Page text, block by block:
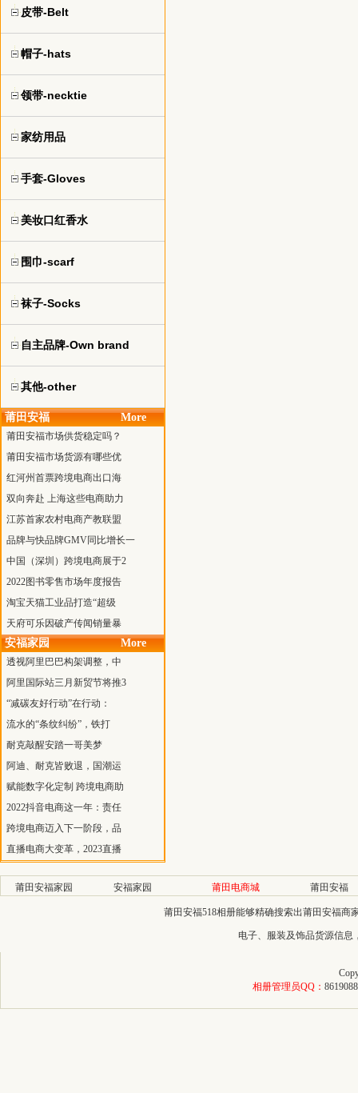
皮带-Belt
帽子-hats
领带-necktie
家纺用品
手套-Gloves
美妆口红香水
围巾-scarf
袜子-Socks
自主品牌-Own brand
其他-other
莆田安福 More
莆田安福市场供货稳定吗？
莆田安福市场货源有哪些优
红河州首票跨境电商出口海
双向奔赴 上海这些电商助力
江苏首家农村电商产教联盟
品牌与快品牌GMV同比增长一
中国（深圳）跨境电商展于2
2022图书零售市场年度报告
淘宝天猫工业品打造“超级
天府可乐因破产传闻销量暴
安福家园 More
透视阿里巴巴构架调整，中
阿里国际站三月新贸节将推3
“减碳友好行动”在行动：
流水的“条纹纠纷”，铁打
耐克敲醒安踏一哥美梦
阿迪、耐克皆败退，国潮运
赋能数字化定制 跨境电商助
2022抖音电商这一年：责任
跨境电商迈入下一阶段，品
直播电商大变革，2023直播
莆田安福家园 安福家园 莆田电商城 莆田安福
莆田安福518相册能够精确搜索出莆田安福商
电子、服装及饰品货源信
相册管理员QQ： 8619088